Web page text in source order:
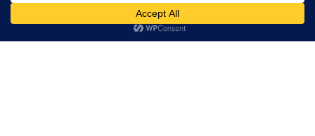
saad Aini muljeid lugeda siit. Meelike Paalberg:
“Siirad tänusõnad Sulle veelkord väga mõnusa,
meeldejääva ja laheda rännakunädalavahetuse